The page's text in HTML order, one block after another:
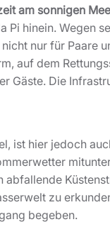
am sonnigen
Pi hinein. Wegen
nur für Paare
auf dem
Gäste. Die
ist hier jedoch
zu
begeben.